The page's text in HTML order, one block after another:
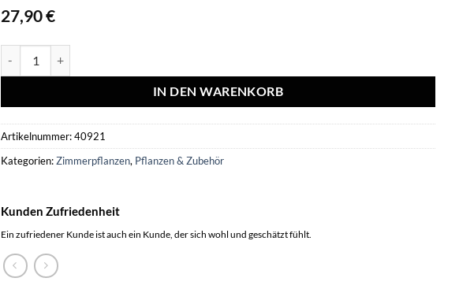
27,90€
IN DEN WARENKORB
Artikelnummer:40921
Kategorien:Zimmerpflanzen, Pflanzen & Zubehör
Kunden Zufriedenheit
Ein zufriedener Kunde ist auch ein Kunde, der sich wohl und geschätzt fühlt.